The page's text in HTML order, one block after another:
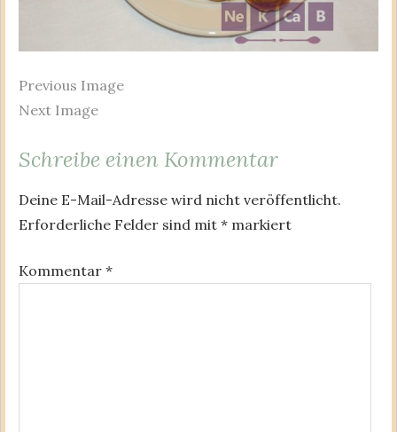
Previous Image
Next Image
Schreibe einen Kommentar
Deine E-Mail-Adresse wird nicht veröffentlicht.
Erforderliche Felder sind mit * markiert
Kommentar *